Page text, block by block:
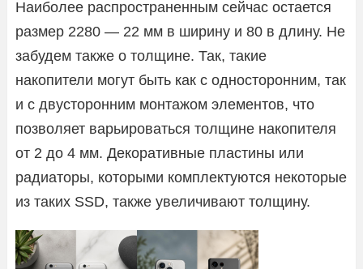
Наиболее распространенным сейчас остается
размер 2280 — 22 мм в ширину и 80 в длину. Не
забудем также о толщине. Так, такие
накопители могут быть как с односторонним, так
и с двусторонним монтажом элементов, что
позволяет варьироваться толщине накопителя
от 2 до 4 мм. Декоративные пластины или
радиаторы, которыми комплектуются некоторые
из таких SSD, также увеличивают толщину.